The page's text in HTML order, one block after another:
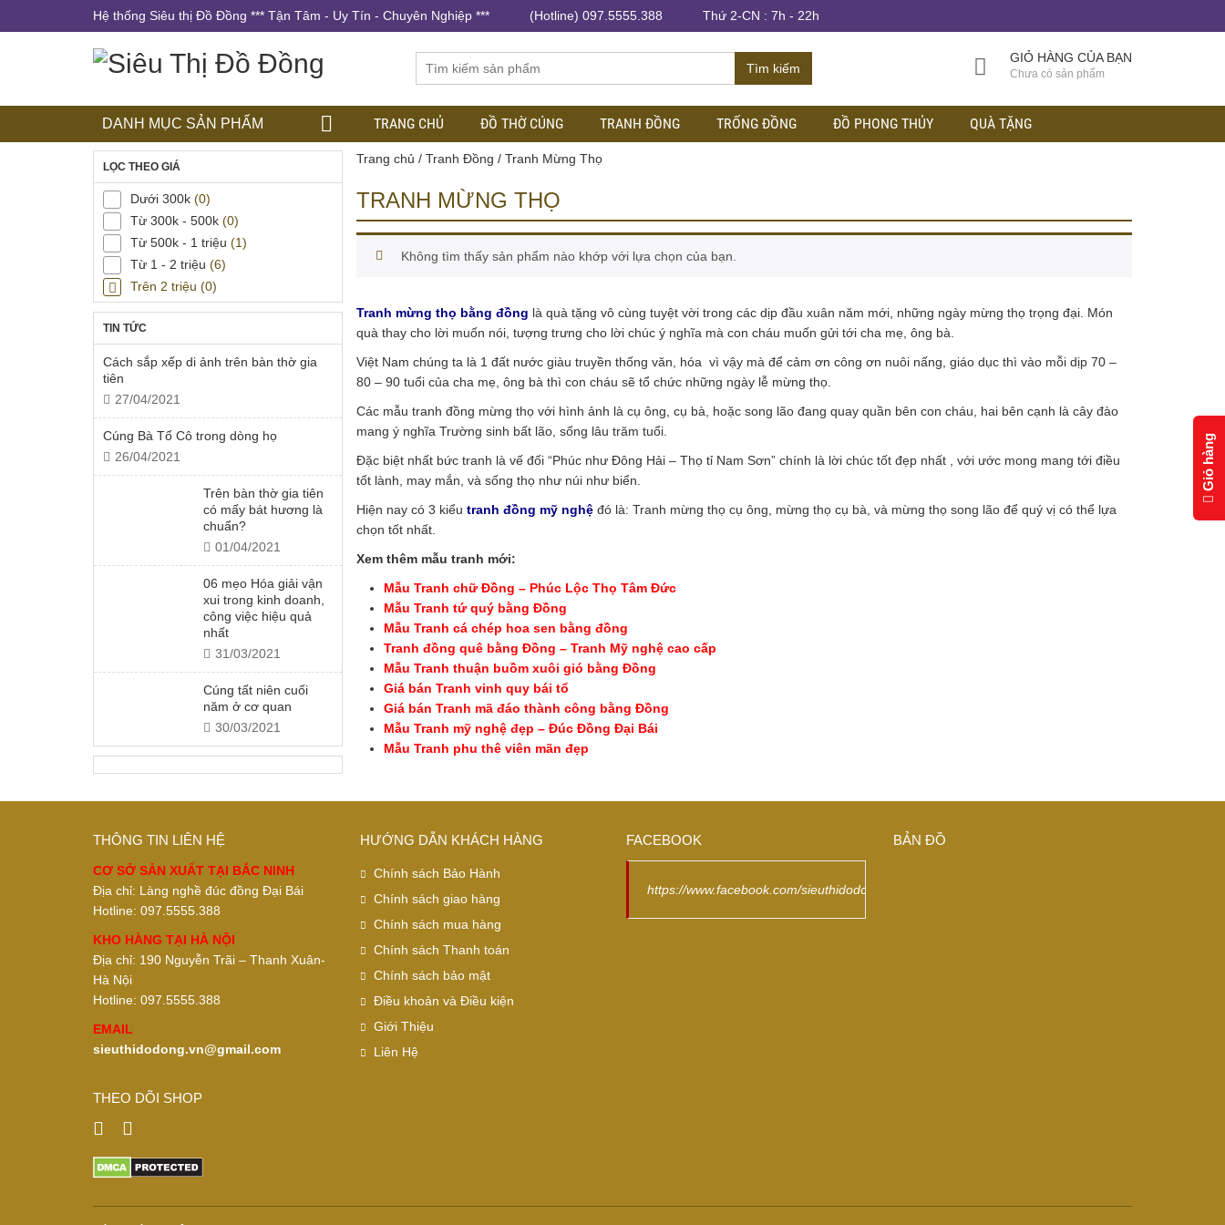
Hệ thống Siêu thị Đồ Đồng *** Tận Tâm - Uy Tín - Chuyên Nghiệp *** (Hotline) 097.5555.388 Thứ 2-CN : 7h - 22h
Tìm kiếm
GIỎ HÀNG CỦA BẠN
Chưa có sản phẩm
DANH MỤC SẢN PHẨM TRANG CHỦ ĐỒ THỜ CÚNG TRANH ĐỒNG TRỐNG ĐỒNG ĐỒ PHONG THỦY QUÀ TẶNG
Trang chủ / Tranh Đồng / Tranh Mừng Thọ
TRANH MỪNG THỌ
Không tìm thấy sản phẩm nào khớp với lựa chọn của bạn.
Tranh mừng thọ bằng đồng là quà tặng vô cùng tuyệt vời trong các dịp đầu xuân năm mới, những ngày mừng thọ trọng đại. Món
quà thay cho lời muốn nói, tượng trưng cho lời chúc ý nghĩa mà con cháu muốn gửi tới cha mẹ, ông bà.
Việt Nam chúng ta là 1 đất nước giàu truyền thống văn, hóa vì vậy mà để cảm ơn công ơn nuôi nấng, giáo dục thì vào mỗi dịp 70 –
80 – 90 tuổi của cha mẹ, ông bà thì con cháu sẽ tổ chức những ngày lễ mừng thọ.
Các mẫu tranh đồng mừng thọ với hình ảnh là cụ ông, cụ bà, hoặc song lão đang quay quần bên con cháu, hai bên cạnh là cây đào
mang ý nghĩa Trường sinh bất lão, sống lâu trăm tuổi.
Đặc biệt nhất bức tranh là vế đối “Phúc như Đông Hải – Thọ tỉ Nam Sơn” chính là lời chúc tốt đẹp nhất , với ước mong mang tới điều
tốt lành, may mắn, và sống thọ như núi như biển.
Hiện nay có 3 kiểu tranh đồng mỹ nghệđó là: Tranh mừng thọ cụ ông, mừng thọ cụ bà, và mừng thọ song lão để quý vị có thể lựa
chọn tốt nhất.
Xem thêm mẫu tranh mới:
Mẫu Tranh chữ Đồng – Phúc Lộc Thọ Tâm Đức
Mẫu Tranh tứ quý bằng Đồng
Mẫu Tranh cá chép hoa sen bằng đồng
Tranh đồng quê bằng Đồng – Tranh Mỹ nghệ cao cấp
Mẫu Tranh thuận buồm xuôi gió bằng Đồng
Giá bán Tranh vinh quy bái tổ
Giá bán Tranh mã đáo thành công bằng Đồng
Mẫu Tranh mỹ nghệ đẹp – Đúc Đồng Đại Bái
Mẫu Tranh phu thê viên mãn đẹp
LỌC THEO GIÁ
Dưới 300k (0)
Từ 300k - 500k (0)
Từ 500k - 1 triệu (1)
Từ 1 - 2 triệu (6)
Trên 2 triệu (0)
TIN TỨC
Cách sắp xếp di ảnh trên bàn thờ gia
tiên
27/04/2021
Cúng Bà Tổ Cô trong dòng họ
26/04/2021
Trên bàn thờ gia tiên
có mấy bát hương là
chuẩn?
01/04/2021
06 mẹo Hóa giải vận
xui trong kinh doanh,
công việc hiệu quả
nhất
31/03/2021
Cúng tất niên cuối
năm ở cơ quan
30/03/2021
THÔNG TIN LIÊN HỆ
CƠ SỞ SẢN XUẤT TẠI BẮC NINH
Địa chỉ: Làng nghề đúc đồng Đại Bái
Hotline: 097.5555.388
KHO HÀNG TẠI HÀ NỘI
Địa chỉ: 190 Nguyễn Trãi – Thanh Xuân-
Hà Nội
Hotline: 097.5555.388
EMAIL
sieuthidodong.vn@gmail.com
THEO DÕI SHOP
HƯỚNG DẪN KHÁCH HÀNG
Chính sách Bảo Hành
Chính sách giao hàng
Chính sách mua hàng
Chính sách Thanh toán
Chính sách bảo mật
Điều khoản và Điều kiện
Giới Thiệu
Liên Hệ
FACEBOOK
https://www.facebook.com/sieuthidodongdep/
BẢN ĐỒ
Giỏ hàng